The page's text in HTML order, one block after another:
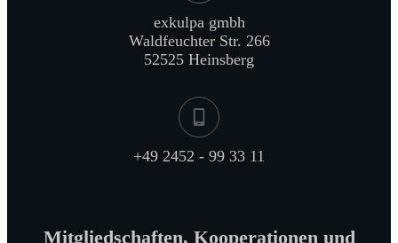
exkulpa gmbh
Waldfeuchter Str. 266
52525 Heinsberg
+49 2452 - 99 33 11
Mitgliedschaften, Kooperationen und